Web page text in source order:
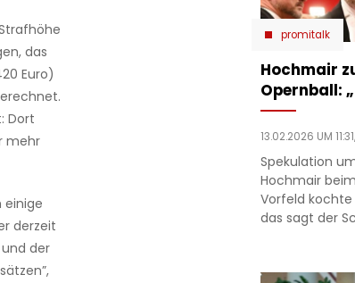
das
Euro)
Dort
mehr
einige
derzeit
der
promitalk
Hochmair
Opernball:
13.02.2026 UM
Spekulation
Hochmair
Vorfeld
das sagt der